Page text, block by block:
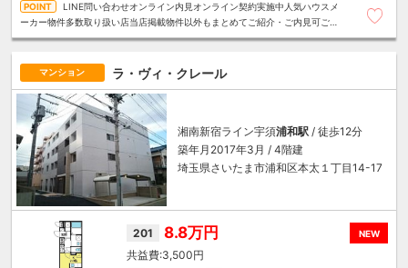
LINE問い合わせオンライン内見オンライン契約実施中人気ハウスメ
ーカー物件多数取り扱い店当店掲載物件以外もまとめてご紹介・ご内見可ご予
マンション ラ・ヴィ・クレール
湘南新宿ライン宇須浦和駅 / 徒歩12分
築年月2017年3月 / 4階建
埼玉県さいたま市浦和区本太１丁目14-17
NEW
201 8.8万円
3,500円